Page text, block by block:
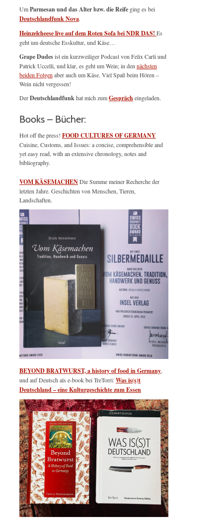
UmParmesan und das Alter bzw. die Reife ging es bei
Deutschlandfunk Nova.
Heinzelcheese live auf dem Roten Sofa bei NDR DAS! Es
geht um deutsche Esskultur, und Käse…
Grape Dudesist ein kurzweiliger Podcast von Felix Carli und
Patrick Uccelli, und klar, es geht um Wein; in den nächsten
beiden Folgen aber auch um Käse. Viel Spaß beim Hören –
Wein nicht vergessen!
DerDeutschlandfunkhat mich zumGesprächeingeladen.
Books – Bücher:
Hot off the press! FOOD CULTURES OF GERMANY
Cuisine, Customs, and Issues: a concise, comprehensible and
yet easy read, with an extensive chronology, notes and
bibliography.
VOM KÄSEMACHENDie Summe meiner Recherche der
letzten Jahre. Geschichten von Menschen, Tieren,
Landschaften.
BEYOND BRATWURST, a history of food in Germany
und auf Deutsch als e-book bei TreTorri:Was is(s)t
Deutschland – eine Kulturgeschichte zum Essen